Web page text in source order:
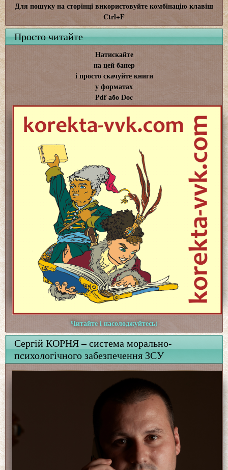
Для пошуку на сторінці використовуйте комбінацію клавіш
Ctrl+F
Просто читайте
Натискайте
на цей банер
і просто скачуйте книги
у форматах
Pdf або Doc
Читайте і насолоджуйтесь)
Сергій КОРНЯ – система морально-
психологічного забезпечення ЗСУ